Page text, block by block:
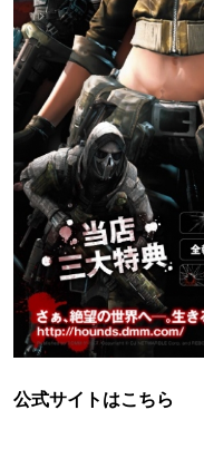
公式サイトはこちら